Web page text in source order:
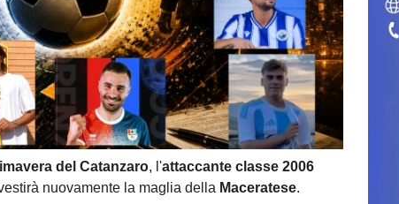
del Catanzaro, l'attaccante classe 2006
nuovamente la maglia della Maceratese.